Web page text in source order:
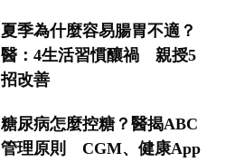
夏季為什麼容易腸胃不適？
醫：4生活習慣釀禍 親授5
招改善
糖尿病怎麼控糖？醫揭ABC
管理原則 CGM、健康App